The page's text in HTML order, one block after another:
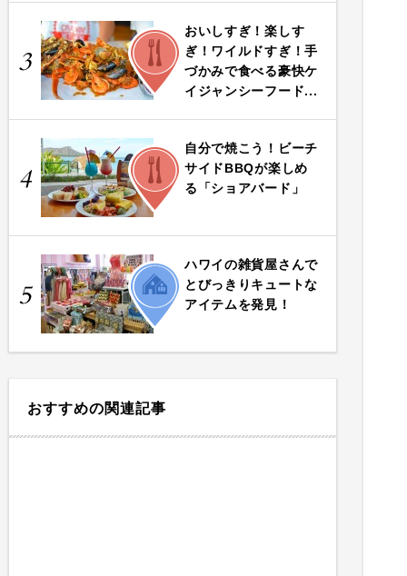
3
FOOD
おいしすぎ！楽しす
ぎ！ワイルドすぎ！手
づかみで食べる豪快ケ
イジャンシーフード...
4
FOOD
自分で焼こう！ビーチ
サイドBBQが楽しめ
る「ショアバード」
5
LIFE
ハワイの雑貨屋さんで
とびっきりキュートな
アイテムを発見！
おすすめの関連記事